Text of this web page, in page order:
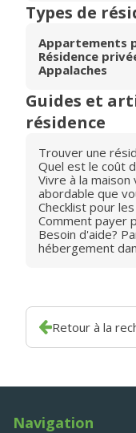
Types de
Appartements
Résidence
Appalaches
Guides et
résidence
Trouver une
Quel est le coût
Vivre à la
abordable que
Checklist pour
Comment payer
Besoin d'aide?
hébergement
Retour à la
Navigation